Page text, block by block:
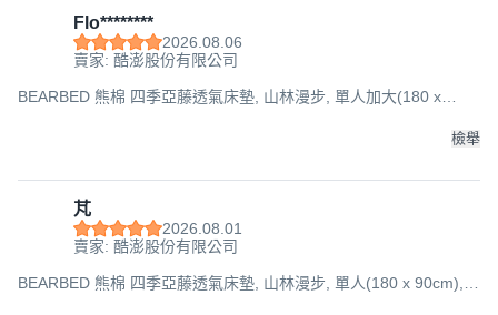
Flo********
2026.08.06
賣家: 酷澎股份有限公司
BEARBED 熊棉 四季亞藤透氣床墊, 山林漫步, 單人加大(180 x
檢舉
芃
2026.08.01
賣家: 酷澎股份有限公司
BEARBED 熊棉 四季亞藤透氣床墊, 山林漫步, 單人(180 x 90cm),